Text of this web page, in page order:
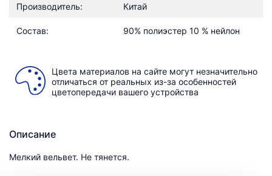
Производитель: Китай
Состав: 90% полиэстер 10 % нейлон
Цвета материалов на сайте могут незначительно
отличаться от реальных из-за особенностей
цветопередачи вашего устройства
Описание
Мелкий вельвет. Не тянется.